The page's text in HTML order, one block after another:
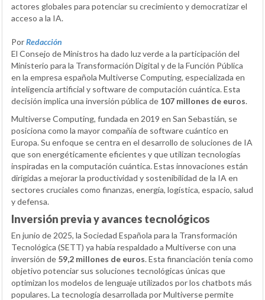
actores globales para potenciar su crecimiento y democratizar el
acceso a la IA.
PorRedacción
El Consejo de Ministros ha dado luz verde a la participación del
Ministerio para la Transformación Digital y de la Función Pública
en la empresa española Multiverse Computing, especializada en
inteligencia artificial y software de computación cuántica. Esta
decisión implica una inversión pública de 107 millones de euros.
Multiverse Computing, fundada en 2019 en San Sebastián, se
posiciona como la mayor compañía de software cuántico en
Europa. Su enfoque se centra en el desarrollo de soluciones de IA
que son energéticamente eficientes y que utilizan tecnologías
inspiradas en la computación cuántica. Estas innovaciones están
dirigidas a mejorar la productividad y sostenibilidad de la IA en
sectores cruciales como finanzas, energía, logística, espacio, salud
y defensa.
Inversión previa y avances tecnológicos
En junio de 2025, la Sociedad Española para la Transformación
Tecnológica (SETT) ya había respaldado a Multiverse con una
inversión de 59,2 millones de euros. Esta financiación tenía como
objetivo potenciar sus soluciones tecnológicas únicas que
optimizan los modelos de lenguaje utilizados por los chatbots más
populares. La tecnología desarrollada por Multiverse permite